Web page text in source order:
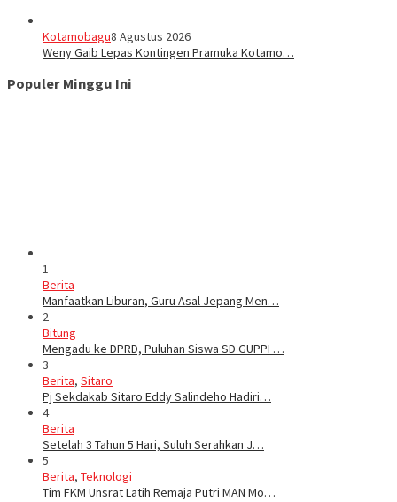
Kotamobagu8 Agustus 2026
Weny Gaib Lepas Kontingen Pramuka Kotamo…
Populer Minggu Ini
1
Berita
Manfaatkan Liburan, Guru Asal Jepang Men…
2
Bitung
Mengadu ke DPRD, Puluhan Siswa SD GUPPI …
3
Berita, Sitaro
Pj Sekdakab Sitaro Eddy Salindeho Hadiri…
4
Berita
Setelah 3 Tahun 5 Hari, Suluh Serahkan J…
5
Berita, Teknologi
Tim FKM Unsrat Latih Remaja Putri MAN Mo…